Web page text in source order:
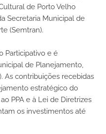
de Porto Velho
Secretaria Municipal de
(Semtran).
Participativo e é
de Planejamento,
As contribuições recebidas
estratégico do
PPA e à Lei de Diretrizes
os investimentos até